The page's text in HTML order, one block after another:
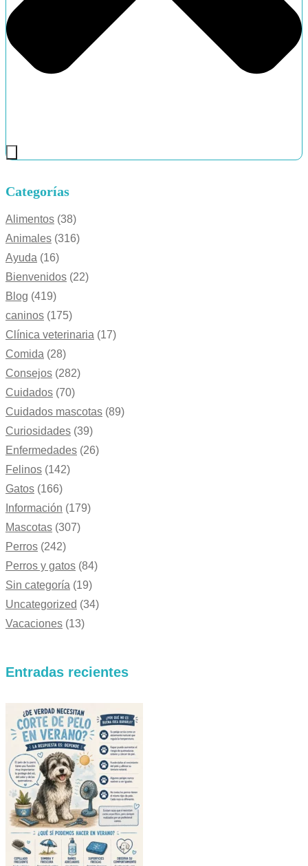
Categorías
Alimentos (38)
Animales (316)
Ayuda (16)
Bienvenidos (22)
Blog (419)
caninos (175)
Clínica veterinaria (17)
Comida (28)
Consejos (282)
Cuidados (70)
Cuidados mascotas (89)
Curiosidades (39)
Enfermedades (26)
Felinos (142)
Gatos (166)
Información (179)
Mascotas (307)
Perros (242)
Perros y gatos (84)
Sin categoría (19)
Uncategorized (34)
Vacaciones (13)
Entradas recientes